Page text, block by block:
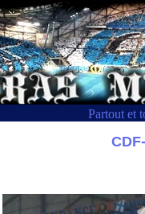
Partout et